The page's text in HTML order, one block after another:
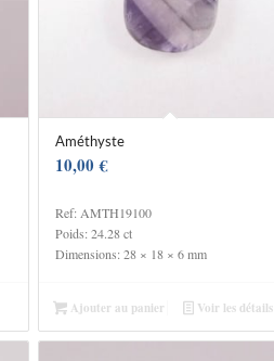
Améthyste
10,00€
Ref: AMTH19100
Poids: 24.28 ct
Dimensions: 28 × 18 × 6 mm
Ajouter au panier Voir les détails